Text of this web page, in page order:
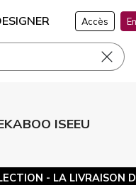
Accès
ISEEU
- LA LIVRAISON